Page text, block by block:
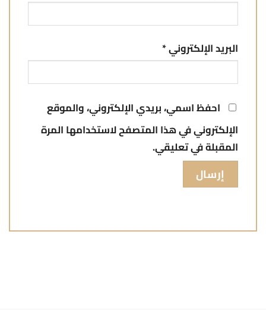
البريد الإلكتروني*
احفظ اسمي، بريدي الإلكتروني، والموقع
الإلكتروني في هذا المتصفح لاستخدامها المرة
المقبلة في تعليقي.